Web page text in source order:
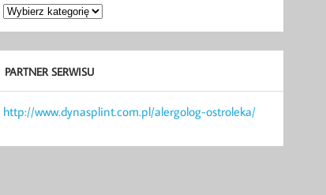
Kategorie
wpisów
PARTNER SERWISU
http://www.dynasplint.com.pl/alergolog-ostroleka/